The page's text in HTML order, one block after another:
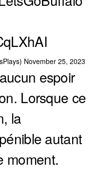
November 25, 2023
espoir
Lorsque ce
la
autant
moment.